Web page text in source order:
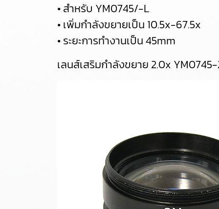
• สำหรับ YM0745/-L
• เพิ่มกำลังขยายเป็น 10.5x-67.5x
• ระยะการทำงานเป็น 45mm
เลนส์เสริมกำลังขยาย 2.0x